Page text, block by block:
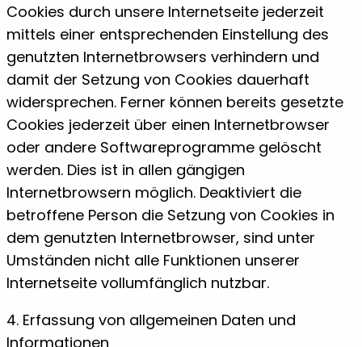
Cookies durch unsere Internetseite jederzeit
mittels einer entsprechenden Einstellung des
genutzten Internetbrowsers verhindern und
damit der Setzung von Cookies dauerhaft
widersprechen. Ferner können bereits gesetzte
Cookies jederzeit über einen Internetbrowser
oder andere Softwareprogramme gelöscht
werden. Dies ist in allen gängigen
Internetbrowsern möglich. Deaktiviert die
betroffene Person die Setzung von Cookies in
dem genutzten Internetbrowser, sind unter
Umständen nicht alle Funktionen unserer
Internetseite vollumfänglich nutzbar.
4. Erfassung von allgemeinen Daten und
Informationen